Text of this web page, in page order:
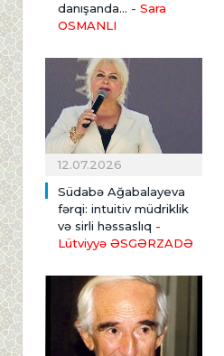
danışanda... - Sara
OSMANLI
12.07.2026
Südabə Ağabalayeva
fərqi: intuitiv müdriklik
və sirli həssaslıq -
Lütviyyə ƏSGƏRZADƏ